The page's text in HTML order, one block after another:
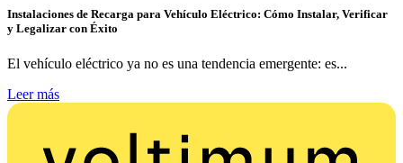
Instalaciones de Recarga para Vehículo Eléctrico: Cómo Instalar, Verificar
y Legalizar con Éxito
El vehículo eléctrico ya no es una tendencia emergente: es...
Leer más